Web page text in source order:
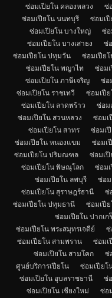
ซ่อมเปียโน คลองหลวง
ซ่
ซ่อมเปียโน นนทบุรี
ซ่อมเ
ซ่อมเปียโน บางใหญ่
ซ่อ
ซ่อมเปียโน บางเสาธง
ซ่
ซ่อมเปียโน ปทุมวัน
ซ่อมเปียโ
ซ่อมเปียโน พญาไท
ซ่อม
ซ่อมเปียโน ภาษีเจริญ
ซ่อ
ซ่อมเปียโน ราชเทวี
ซ่อมเปี
ซ่อมเปียโน ลาดพร้าว
ซ่อม
ซ่อมเปียโน สวนหลวง
ซ่อมเ
ซ่อมเปียโน สาทร
ซ่อมเ
ซ่อมเปียโน หนองแขม
ซ่อมเ
ซ่อมเปียโน ปริมณฑล
ซ่อมเปี
ซ่อมเปียโน พิษณุโลก
ซ่อม
ซ่อมเปียโน ลพบุรี
ซ่อม
ซ่อมเปียโน สุราษฎร์ธานี
ซ่
ซ่อมเปียโน ปทุมธานี
ซ่อมเปี
ซ่อมเปียโน ปากเก
ซ่อมเปียโน พระสมุทรเจดีย์
ซ่
ซ่อมเปียโน สามพราน
ซ่อมเ
ซ่อมเปียโน สามโคก
ซ่
ศูนย์บริการเปียโน
ซ่อมเปียโ
ซ่อมเปียโน อุบลราชธานี
ซ่
ซ่อมเปียโน เชียงใหม่
ซ่อ